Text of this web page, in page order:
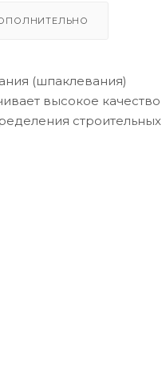
(шпаклевания)
высокое качество
строительных